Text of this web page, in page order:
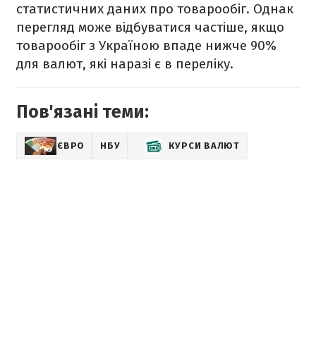
статистичних даних про товарообіг. Однак
перегляд може відбуватися частіше, якщо
товарообіг з Україною впаде нижче 90%
для валют, які наразі є в переліку.
Пов'язані теми:
ЄВРО НБУ КУРСИ ВАЛЮТ